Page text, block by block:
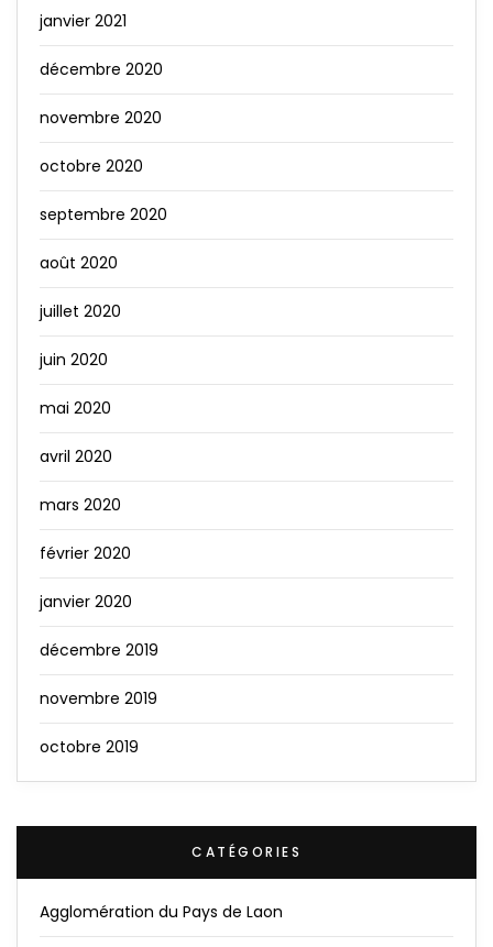
janvier 2021
décembre 2020
novembre 2020
octobre 2020
septembre 2020
août 2020
juillet 2020
juin 2020
mai 2020
avril 2020
mars 2020
février 2020
janvier 2020
décembre 2019
novembre 2019
octobre 2019
CATÉGORIES
Agglomération du Pays de Laon